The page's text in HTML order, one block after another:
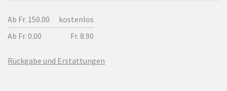
Ab Fr. 150.00
kostenlos
Ab Fr. 0.00
Fr. 8.90
Rückgabe und Erstattungen